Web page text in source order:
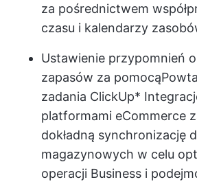
za pośrednictwem
czasu i kalendarzy
Ustawienie przypomnień o
zapasów za pomocą
zadania ClickUp*
platformami eCommerce
dokładną synchronizację
magazynowych w celu
operacji Business i